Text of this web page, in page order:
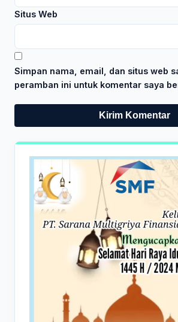
Situs Web
Simpan nama, email, dan situs web
peramban ini untuk komentar saya